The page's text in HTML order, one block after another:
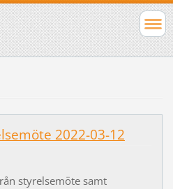
2022-03-12
styrelsemöte samt